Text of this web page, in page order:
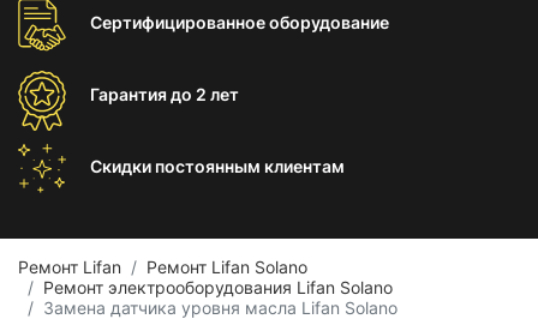
Сертифицированноеоборудование
Гарантиядо 2 лет
Скидки постоянным клиентам
Ремонт Lifan
Ремонт Lifan Solano
Ремонт электрооборудования Lifan Solano
Замена датчика уровня масла Lifan Solano